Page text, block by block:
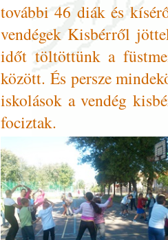
további 46 diák és
vendégek Kisbérről
időt töltöttünk a
között. És persze
iskolások a vendég
fociztak.